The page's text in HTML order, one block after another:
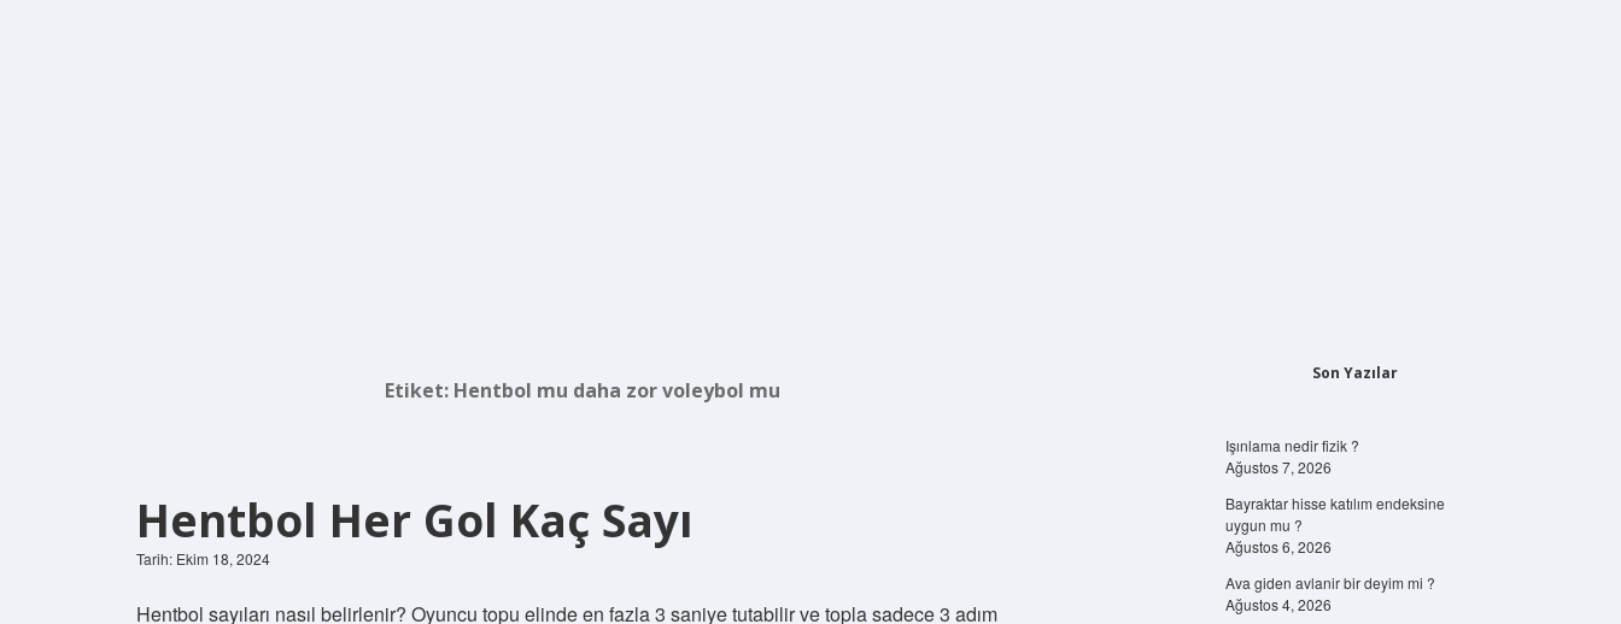
Etiket: Hentbol mu daha zor voleybol mu
Hentbol Her Gol Kaç Sayı
Tarih: Ekim 18, 2024
Hentbol sayıları nasıl belirlenir? Oyuncu topu elinde en fazla 3 saniye tutabilir ve topla sadece 3 adım
Son Yazılar
Işınlama nedir fizik ?
Ağustos 7, 2026
Bayraktar hisse katılım endeksine
uygun mu ?
Ağustos 6, 2026
Ava giden avlanir bir deyim mi ?
Ağustos 4, 2026